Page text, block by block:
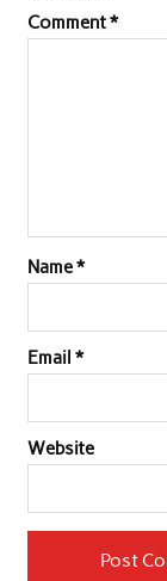
Comment*
Name*
Email *
Website